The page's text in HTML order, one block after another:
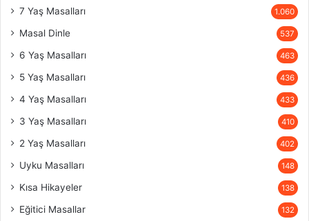
7 Yaş Masalları 1.060
Masal Dinle 537
6 Yaş Masalları 463
5 Yaş Masalları 436
4 Yaş Masalları 433
3 Yaş Masalları 410
2 Yaş Masalları 402
Uyku Masalları 148
Kısa Hikayeler 138
Eğitici Masallar 132